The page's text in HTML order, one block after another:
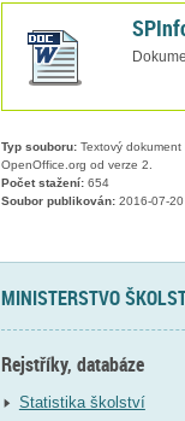
Typ souboru:Textový dokument
OpenOffice.org od verze 2.
Počet stažení:654
Soubor publikován:2016-07-20
MINISTERSTVO
Rejstříky, databáze
Statistika školství